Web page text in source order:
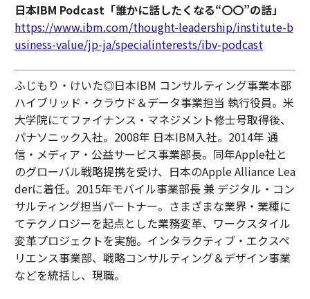
日本IBM Podcast「誰かに話したくなる“〇〇”の話」
https://www.ibm.com/thought-leadership/institute-b
usiness-value/jp-ja/specialinterests/ibv-podcast
ふじもり・けいた◎日本IBM コンサルティング事業本部
ハイブリッド・クラウド＆データ事業担当 執行役員。米
大学院にてファイナンス・マネジメント修士号取得後、
パナソニック入社。2008年 日本IBM入社。2014年 通
信・メディア・公益サービス事業部長。同年Apple社と
のグローバル戦略提携を受け、日本のApple Alliance Lea
derに着任。2015年モバイル事業部長 兼 デジタル・コン
サルティング担当パートナー。さまざまな業界・業種に
てテクノロジーを起点とした業務変革、ワークスタイル
変革プロジェクトを実施。インタラクティブ・エクスペ
リエンス事業部、戦略コンサルティング＆デザイン事業
などを統括し、現職。